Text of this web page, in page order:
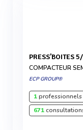
PRESS’BOITES
COMPACTEUR
ECP GROUP®
1professionnels
671